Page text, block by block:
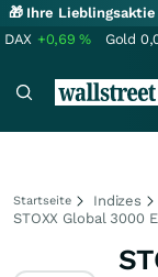
🎁 Ihre
DAX +0,69% Gold
Startseite
Indizes
STOXX Global 3000